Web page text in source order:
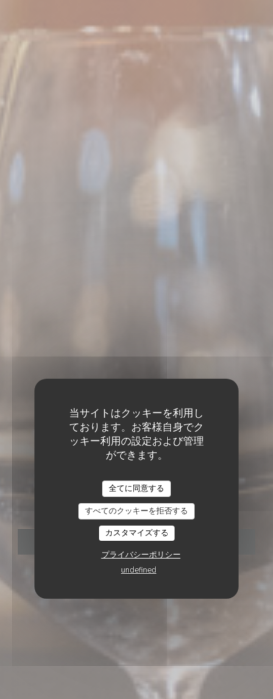
当サイトはクッキーを利用し
ております。お客様自身でク
ッキー利用の設定および管理
ができます。
全てに同意する
すべてのクッキーを拒否する
カスタマイズする
プライバシーポリシー
undefined
LE CHIEN FOU
予約
LE CHIEN FOU